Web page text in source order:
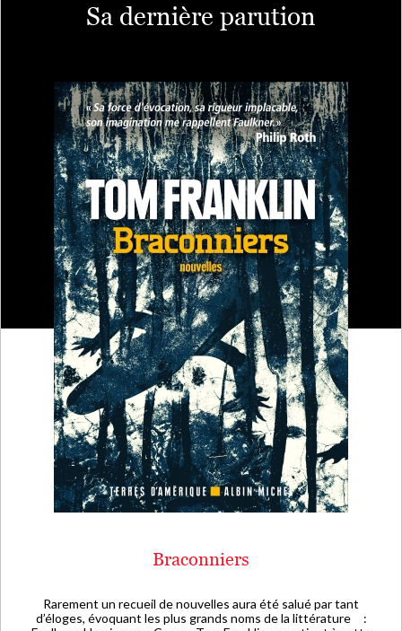
Sa dernière parution
Braconniers
Rarement un recueil de nouvelles aura été salué par tant
d’éloges, évoquant les plus grands noms de la littérature :